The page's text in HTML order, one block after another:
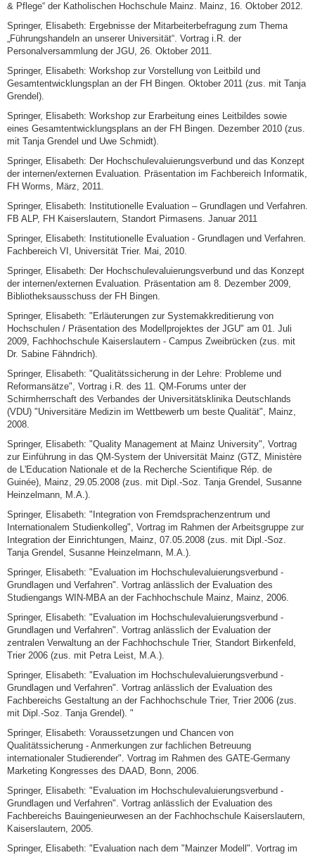
& Pflege“ der Katholischen Hochschule Mainz. Mainz, 16. Oktober 2012.
Springer, Elisabeth: Ergebnisse der Mitarbeiterbefragung zum Thema
„Führungshandeln an unserer Universität“. Vortrag i.R. der
Personalversammlung der JGU, 26. Oktober 2011.
Springer, Elisabeth: Workshop zur Vorstellung von Leitbild und
Gesamtentwicklungsplan an der FH Bingen. Oktober 2011 (zus. mit Tanja
Grendel).
Springer, Elisabeth: Workshop zur Erarbeitung eines Leitbildes sowie
eines Gesamtentwicklungsplans an der FH Bingen. Dezember 2010 (zus.
mit Tanja Grendel und Uwe Schmidt).
Springer, Elisabeth: Der Hochschulevaluierungsverbund und das Konzept
der internen/externen Evaluation. Präsentation im Fachbereich Informatik,
FH Worms, März, 2011.
Springer, Elisabeth: Institutionelle Evaluation – Grundlagen und Verfahren.
FB ALP, FH Kaiserslautern, Standort Pirmasens. Januar 2011
Springer, Elisabeth: Institutionelle Evaluation - Grundlagen und Verfahren.
Fachbereich VI, Universität Trier. Mai, 2010.
Springer, Elisabeth: Der Hochschulevaluierungsverbund und das Konzept
der internen/externen Evaluation. Präsentation am 8. Dezember 2009,
Bibliotheksausschuss der FH Bingen.
Springer, Elisabeth: "Erläuterungen zur Systemakkreditierung von
Hochschulen / Präsentation des Modellprojektes der JGU" am 01. Juli
2009, Fachhochschule Kaiserslautern - Campus Zweibrücken (zus. mit
Dr. Sabine Fähndrich).
Springer, Elisabeth: "Qualitätssicherung in der Lehre: Probleme und
Reformansätze", Vortrag i.R. des 11. QM-Forums unter der
Schirmherrschaft des Verbandes der Universitätsklinika Deutschlands
(VDU) "Universitäre Medizin im Wettbewerb um beste Qualität", Mainz,
2008.
Springer, Elisabeth: "Quality Management at Mainz University", Vortrag
zur Einführung in das QM-System der Universität Mainz (GTZ, Ministère
de L'Education Nationale et de la Recherche Scientifique Rép. de
Guinée), Mainz, 29.05.2008 (zus. mit Dipl.-Soz. Tanja Grendel, Susanne
Heinzelmann, M.A.).
Springer, Elisabeth: "Integration von Fremdsprachenzentrum und
Internationalem Studienkolleg", Vortrag im Rahmen der Arbeitsgruppe zur
Integration der Einrichtungen, Mainz, 07.05.2008 (zus. mit Dipl.-Soz.
Tanja Grendel, Susanne Heinzelmann, M.A.).
Springer, Elisabeth: "Evaluation im Hochschulevaluierungsverbund -
Grundlagen und Verfahren". Vortrag anlässlich der Evaluation des
Studiengangs WIN-MBA an der Fachhochschule Mainz, Mainz, 2006.
Springer, Elisabeth: "Evaluation im Hochschulevaluierungsverbund -
Grundlagen und Verfahren". Vortrag anlässlich der Evaluation der
zentralen Verwaltung an der Fachhochschule Trier, Standort Birkenfeld,
Trier 2006 (zus. mit Petra Leist, M.A.).
Springer, Elisabeth: "Evaluation im Hochschulevaluierungsverbund -
Grundlagen und Verfahren". Vortrag anlässlich der Evaluation des
Fachbereichs Gestaltung an der Fachhochschule Trier, Trier 2006 (zus.
mit Dipl.-Soz. Tanja Grendel). "
Springer, Elisabeth: Voraussetzungen und Chancen von
Qualitätssicherung - Anmerkungen zur fachlichen Betreuung
internationaler Studierender". Vortrag im Rahmen des GATE-Germany
Marketing Kongresses des DAAD, Bonn, 2006.
Springer, Elisabeth: "Evaluation im Hochschulevaluierungsverbund -
Grundlagen und Verfahren". Vortrag anlässlich der Evaluation des
Fachbereichs Bauingenieurwesen an der Fachhochschule Kaiserslautern,
Kaiserslautern, 2005.
Springer, Elisabeth: "Evaluation nach dem "Mainzer Modell". Vortrag im